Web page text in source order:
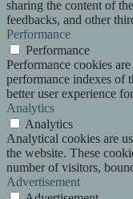
sharing the content of
feedbacks, and other
Performance
Performance
Performance cookies
performance indexes of
better user experience
Analytics
Analytics
Analytical cookies are
the website. These
number of visitors,
Advertisement